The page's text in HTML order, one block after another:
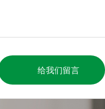
给我们留言